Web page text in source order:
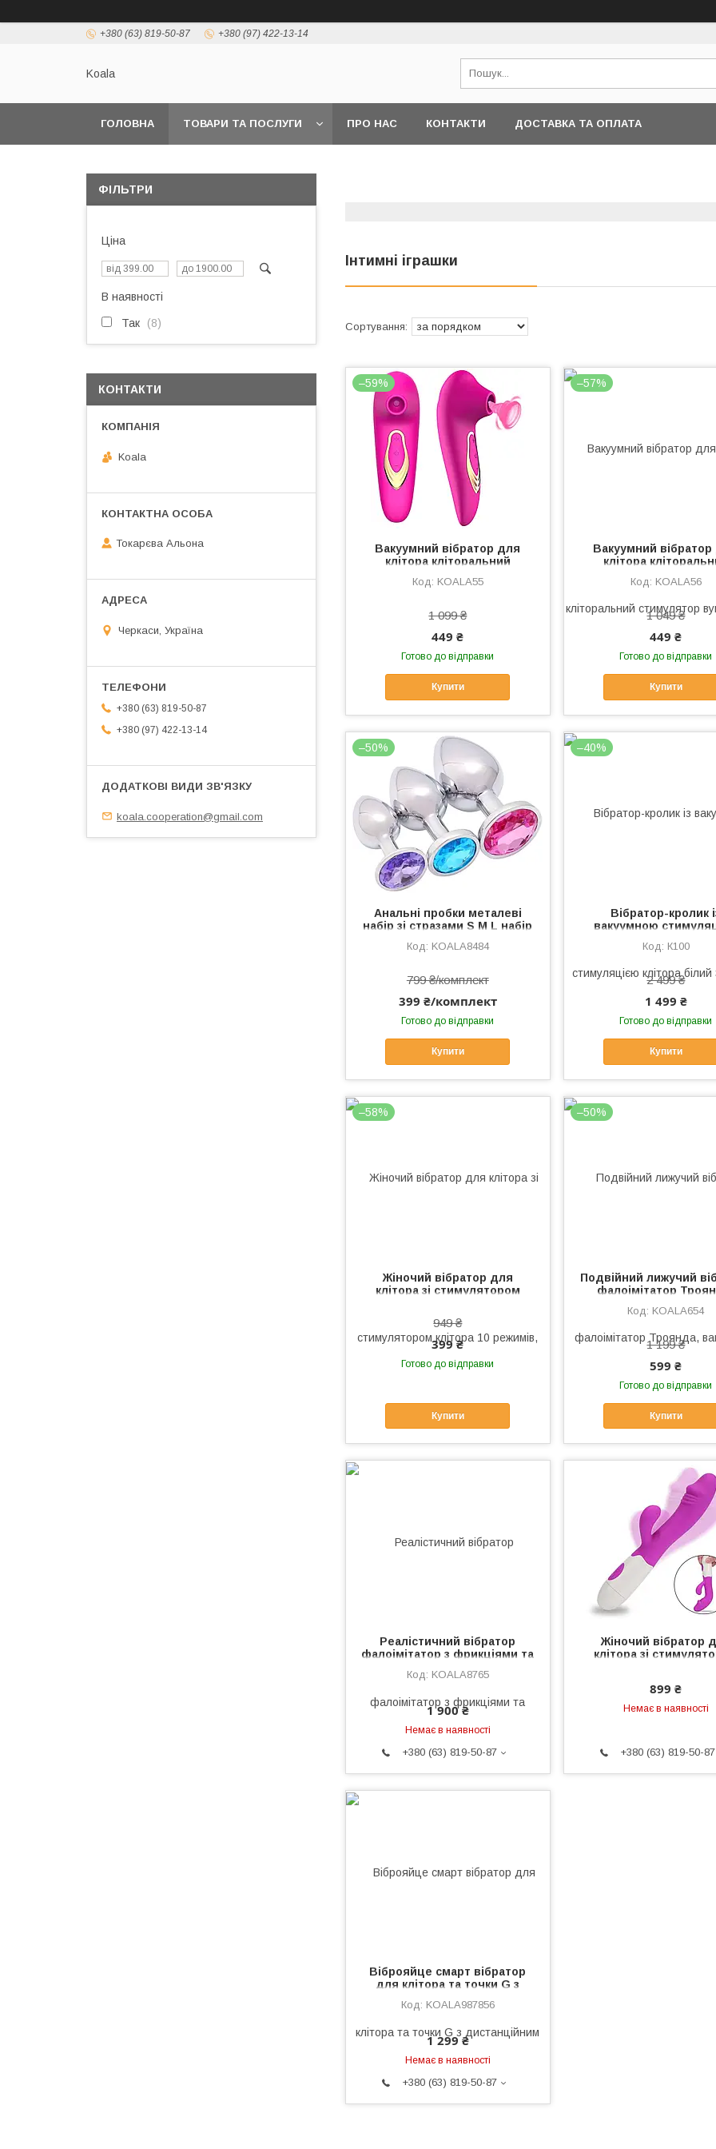
+380 (63) 819-50-87 +380 (97) 422-13-14
Koala
ГОЛОВНА ТОВАРИ ТА ПОСЛУГИ ПРО НАС КОНТАКТИ ДОСТАВКА ТА ОПЛАТА
Інтимні іграшки
–59%
Вакуумний вібратор для
клітора кліторальний
жіночий секс-іграшка
KOALA55
1 099 ₴
449 ₴
Готово до відправки
Купити
–57%
Вакуумний вібратор
клітора
жіночий секс-
Фіолетовий
KOALA56
1 049 ₴
449 ₴
Готово до відправки
Купити
–50%
Анальні пробки металеві
набір зі стразами S M L набір
мішечки для комфортного
KOALA8484
799 ₴/комплект
399 ₴/комплект
Готово до відправки
Купити
–40%
Вібратор-кролик
вакуумною
Plus G-Spot Rabbit
К100
2 499 ₴
1 499 ₴
Готово до відправки
Купити
–58%
Жіночий вібратор для
клітора зі стимулятором
жіночий, кліторальний
вібратор KOALA
949 ₴
399 ₴
Готово до відправки
Купити
–50%
Подвійний лижучий
фалоімітатор
клітора, USBKOALA654
1 199 ₴
599 ₴
Готово до відправки
Купити
Реалістичний вібратор
фалоімітатор з фрикціями та
пультом ДУ, обертання та
KOALA8765
1 900 ₴
Немає в наявності
+380 (63) 819-50-87
Жіночий вібратор
клітора зі
вібратор KOALA
899 ₴
Немає в наявності
+380 (63) 819-50-87
Віброяйце смарт вібратор
для клітора та точки G з
через додаток Рожевий
KOALA987856
1 299 ₴
Немає в наявності
+380 (63) 819-50-87
ФІЛЬТРИ
Ціна
В наявності
Так 8
КОНТАКТИ
Koala
Токарєва Альона
Черкаси, Україна
+380 (63) 819-50-87
+380 (97) 422-13-14
koala.cooperation@gmail.com